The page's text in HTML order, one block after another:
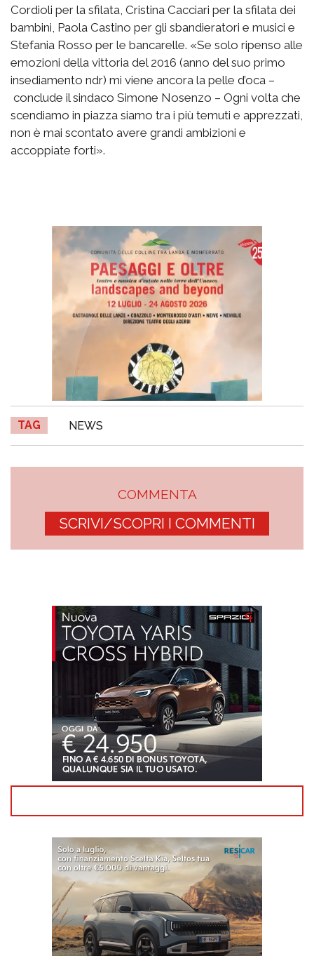
Cordioli per la sfilata, Cristina Cacciari per la sfilata dei
bambini, Paola Castino per gli sbandieratori e musici e
Stefania Rosso per le bancarelle. «Se solo ripenso alle
emozioni della vittoria del 2016 (anno del suo primo
insediamento ndr) mi viene ancora la pelle d’oca –
conclude il sindaco Simone Nosenzo – Ogni volta che
scendiamo in piazza siamo tra i più temuti e apprezzati,
non è mai scontato avere grandi ambizioni e
accoppiate forti».
TAG NEWS
COMMENTA
SCRIVI/SCOPRI I COMMENTI